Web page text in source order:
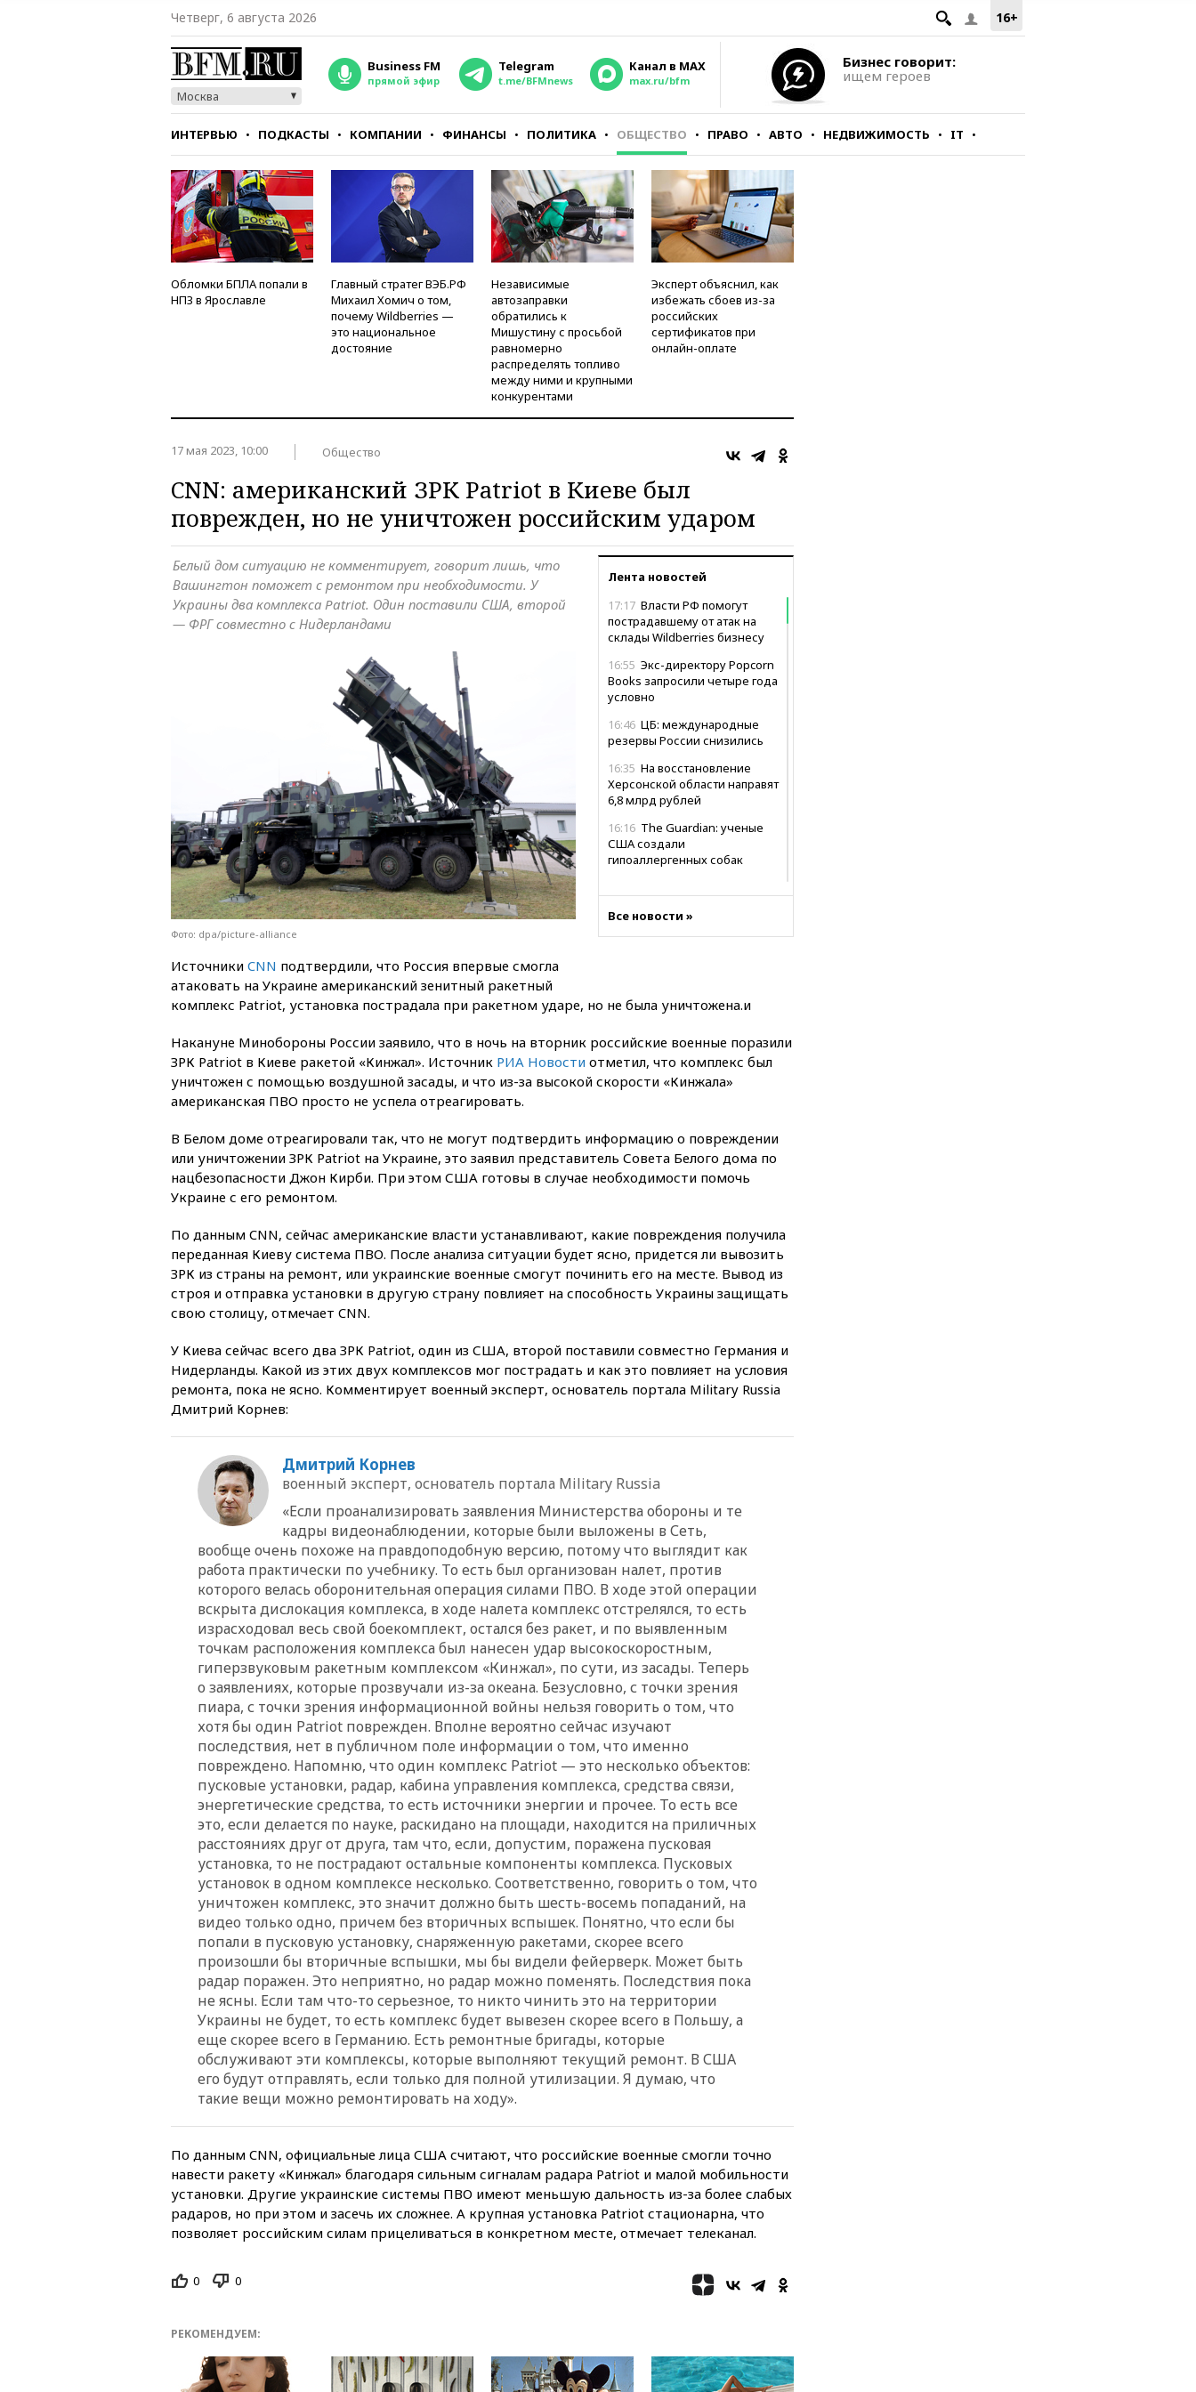
16+
Четверг, 6 августа 2026
Москва
Business FM
прямой эфир
Telegram
t.me/BFMnews
Канал в MAX
max.ru/bfm
Бизнес говорит:
ищем героев
ИНТЕРВЬЮ ПОДКАСТЫ КОМПАНИИ ФИНАНСЫ ПОЛИТИКА ОБЩЕСТВО ПРАВО АВТО НЕДВИЖИМОСТЬ IT
СТИЛЬ ТЕСТЫ
Обломки БПЛА попали в
НПЗ в Ярославле
Главный стратег ВЭБ.РФ
Михаил Хомич о том,
почему Wildberries —
это национальное
достояние
Независимые
автозаправки
обратились к
Мишустину с просьбой
равномерно
распределять топливо
между ними и крупными
конкурентами
Эксперт объяснил, как
избежать сбоев из-за
российских
сертификатов при
онлайн-оплате
17 мая 2023, 10:00 Общество
CNN: американский ЗРК Patriot в Киеве был
поврежден, но не уничтожен российским ударом
Лента новостей
17:17 Власти РФ помогут
пострадавшему от атак на
склады Wildberries бизнесу
16:55 Экс-директору Popcorn
Books запросили четыре года
условно
16:46 ЦБ: международные
резервы России снизились
16:35 На восстановление
Херсонской области направят
6,8 млрд рублей
16:16 The Guardian: ученые
США создали
гипоаллергенных собак
зафиксирована вспышка
14:57Жара в Европе может
нанести ущерб экономике в
размере €800 млрд
дефицита боеприпасов
14:40
В Германии задержан
украинец за шпионаж на
снижении цен на авиабилеты
в России
14:19Масштабный сбой
произошел в рунете
не пострадает от британских
13:58Медведев назвал
13:45В Петербурге достроили
13:38
Судного дня» прозвучали три
сообщения
13:29Восемь человек
пострадали при наезде
автомобиля на толпу в Омске
13:19 WP: Трамп определился
со своим преемником
13:13СК возбудил дело по
факту гибели женщины и
ребенка в Раменском
12:57 В Луганске при ракетном
ударе ВСУ по складу
пострадали пять человек
преступлений, связанных с
отмыванием денег, достигло
рекордного показателя
12:40В Подмосковье
женщина и трехлетний
ребенок погибли при падении
из окна
12:22 В России с 1 сентября
изменятся билеты на
общественный транспорт
12:15Иран и Оман
согласовали главные пункты
сделки по открытию
Ормузского пролива
11:58 Politico: США
восстановили обмен
11:58Великобритания
России
11:37 В Ярославской области
обломки БПЛА упали в
резервуары НПЗ
11:19 МИД России ответил на
годовщину ядерной
бомбардировки
трети
Все новости »
Белый дом ситуацию не комментирует, говорит лишь, что
Вашингтон поможет с ремонтом при необходимости. У
Украины два комплекса Patriot. Один поставили США, второй
— ФРГ совместно с Нидерландами
Фото: dpa/picture-alliance
Источники CNN подтвердили, что Россия впервые смогла
атаковать на Украине американский зенитный ракетный
комплекс Patriot, установка пострадала при ракетном ударе, но не была уничтожена.и
Накануне Минобороны России заявило, что в ночь на вторник российские военные поразили
ЗРК Patriot в Киеве ракетой «Кинжал». Источник РИА Новости отметил, что комплекс был
уничтожен с помощью воздушной засады, и что из-за высокой скорости «Кинжала»
американская ПВО просто не успела отреагировать.
В Белом доме отреагировали так, что не могут подтвердить информацию о повреждении
или уничтожении ЗРК Patriot на Украине, это заявил представитель Совета Белого дома по
нацбезопасности Джон Кирби. При этом США готовы в случае необходимости помочь
Украине с его ремонтом.
По данным CNN, сейчас американские власти устанавливают, какие повреждения получила
переданная Киеву система ПВО. После анализа ситуации будет ясно, придется ли вывозить
ЗРК из страны на ремонт, или украинские военные смогут починить его на месте. Вывод из
строя и отправка установки в другую страну повлияет на способность Украины защищать
свою столицу, отмечает CNN.
У Киева сейчас всего два ЗРК Patriot, один из США, второй поставили совместно Германия и
Нидерланды. Какой из этих двух комплексов мог пострадать и как это повлияет на условия
ремонта, пока не ясно. Комментирует военный эксперт, основатель портала Military Russia
Дмитрий Корнев:
Дмитрий Корнев
военный эксперт, основатель портала Military Russia
«Если проанализировать заявления Министерства обороны и те
кадры видеонаблюдении, которые были выложены в Сеть,
вообще очень похоже на правдоподобную версию, потому что выглядит как
работа практически по учебнику. То есть был организован налет, против
которого велась оборонительная операция силами ПВО. В ходе этой операции
вскрыта дислокация комплекса, в ходе налета комплекс отстрелялся, то есть
израсходовал весь свой боекомплект, остался без ракет, и по выявленным
точкам расположения комплекса был нанесен удар высокоскоростным,
гиперзвуковым ракетным комплексом «Кинжал», по сути, из засады. Теперь
о заявлениях, которые прозвучали из-за океана. Безусловно, с точки зрения
пиара, с точки зрения информационной войны нельзя говорить о том, что
хотя бы один Patriot поврежден. Вполне вероятно сейчас изучают
последствия, нет в публичном поле информации о том, что именно
повреждено. Напомню, что один комплекс Patriot — это несколько объектов:
пусковые установки, радар, кабина управления комплекса, средства связи,
энергетические средства, то есть источники энергии и прочее. То есть все
это, если делается по науке, раскидано на площади, находится на приличных
расстояниях друг от друга, там что, если, допустим, поражена пусковая
установка, то не пострадают остальные компоненты комплекса. Пусковых
установок в одном комплексе несколько. Соответственно, говорить о том, что
уничтожен комплекс, это значит должно быть шесть-восемь попаданий, на
видео только одно, причем без вторичных вспышек. Понятно, что если бы
попали в пусковую установку, снаряженную ракетами, скорее всего
произошли бы вторичные вспышки, мы бы видели фейерверк. Может быть
радар поражен. Это неприятно, но радар можно поменять. Последствия пока
не ясны. Если там что-то серьезное, то никто чинить это на территории
Украины не будет, то есть комплекс будет вывезен скорее всего в Польшу, а
еще скорее всего в Германию. Есть ремонтные бригады, которые
обслуживают эти комплексы, которые выполняют текущий ремонт. В США
его будут отправлять, если только для полной утилизации. Я думаю, что
такие вещи можно ремонтировать на ходу».
По данным CNN, официальные лица США считают, что российские военные смогли точно
навести ракету «Кинжал» благодаря сильным сигналам радара Patriot и малой мобильности
установки. Другие украинские системы ПВО имеют меньшую дальность из-за более слабых
радаров, но при этом и засечь их сложнее. А крупная установка Patriot стационарна, что
позволяет российским силам прицеливаться в конкретном месте, отмечает телеканал.
0 0
РЕКОМЕНДУЕМ: